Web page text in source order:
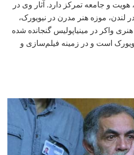
و جامعه تمرکز دارد. آثار وی در
لندن، موزه هنر مدرن در نیویورک،
واکر در مینیاپولیس گنجانده شده
است و در زمینه فیلم‌سازی و